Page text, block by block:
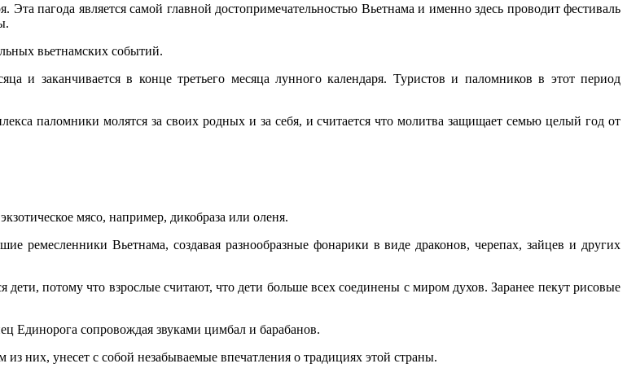
пагода является самой главной достопримечательностью Вьетнама и именно здесь проводит фестиваль
вьетнамских событий.
и заканчивается в конце третьего месяца лунного календаря. Туристов и паломников в этот период
паломники молятся за своих родных и за себя, и считается что молитва защищает семью целый год от
мясо, например, дикобраза или оленя.
Вьетнама, создавая разнообразные фонарики в виде драконов, черепах, зайцев и других
дети, потому что взрослые считают, что дети больше всех соединены с миром духов. Заранее пекут рисовые
Единорога сопровождая звуками цимбал и барабанов.
них, унесет с собой незабываемые впечатления о традициях этой страны.